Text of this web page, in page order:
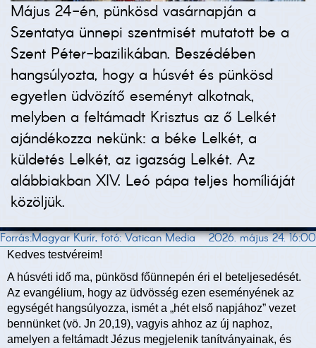
Május 24-én, pünkösd vasárnapján a
Szentatya ünnepi szentmisét mutatott be a
Szent Péter-bazilikában. Beszédében
hangsúlyozta, hogy a húsvét és pünkösd
egyetlen üdvözítő eseményt alkotnak,
melyben a feltámadt Krisztus az ő Lelkét
ajándékozza nekünk: a béke Lelkét, a
küldetés Lelkét, az igazság Lelkét. Az
alábbiakban XIV. Leó pápa teljes homíliáját
közöljük.
Forrás:Magyar Kurír, fotó: Vatican Media 2026. május 24. 16:00
Kedves testvéreim!
A húsvéti idő ma, pünkösd főünnepén éri el beteljesedését.
Az evangélium, hogy az üdvösség ezen eseményének az
egységét hangsúlyozza, ismét a „hét első napjához” vezet
bennünket (vö. Jn 20,19), vagyis ahhoz az új naphoz,
amelyen a feltámadt Jézus megjelenik tanítványainak, és